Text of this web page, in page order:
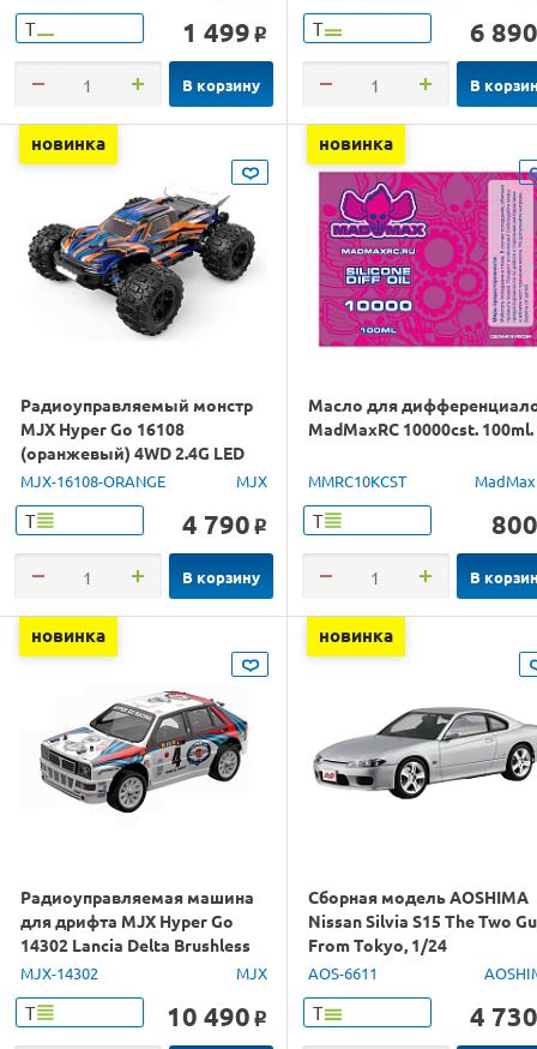
Т 1 499 o
В корзину
Т 6 890
В
новинка
Радиоуправляемый монстр
MJX Hyper Go 16108
(оранжевый) 4WD 2.4G LED
1/16 RTR
MJX-16108-ORANGE MJX
Т 4 790 o
В корзину
новинка
Масло для
MadMaxRC 10000cst. 100ml.
MMRC10KCST
Т 800
В
новинка
Радиоуправляемая машина
для дрифта MJX Hyper Go
14302 Lancia Delta Brushless
4WD 2.4G LED 1/14 RTR
MJX-14302 MJX
Т 10 490 o
новинка
Сборная модель AOSHIMA
Nissan Silvia S15 The Two
From Tokyo, 1/24
AOS-6611
Т 4 730